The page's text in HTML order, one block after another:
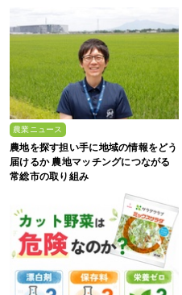
農業ニュース
農地を探す担い手に地域の情報をどう
届けるか 農地マッチングにつながる
常総市の取り組み